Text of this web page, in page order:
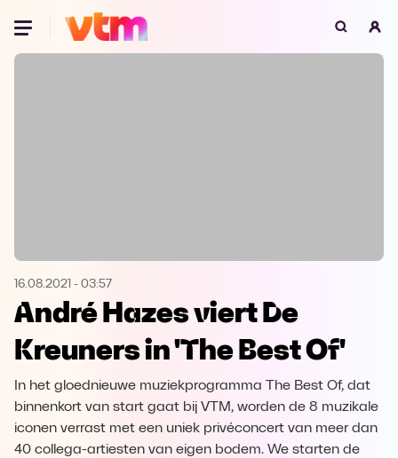
Oeps, browser niet ondersteund
Microsoft Edge Download
Opera Download
16.08.2021 - 03:57
André Hazes viert De
Kreuners in 'The Best Of'
In het gloednieuwe muziekprogramma The Best Of, dat
binnenkort van start gaat bij VTM, worden de 8 muzikale
iconen verrast met een uniek privéconcert van meer dan
40 collega-artiesten van eigen bodem. We starten de